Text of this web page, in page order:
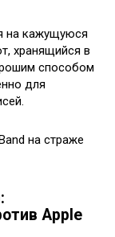
на кажущуюся
хранящийся в
способом
для
Apple